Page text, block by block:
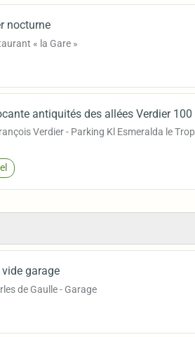
nocturne
« la Gare »
antiquités des allées Verdier 100
Verdier - Parking Kl Esmeralda le
garage
de Gaulle - Garage